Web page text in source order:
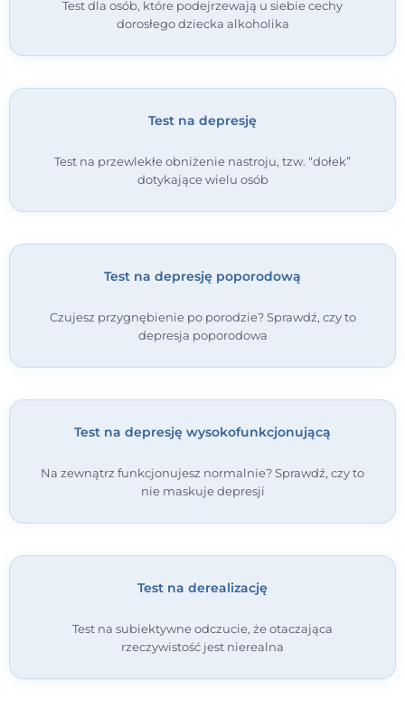
Test dla osób, które podejrzewają u siebie cechy
dorosłego dziecka alkoholika
Test na depresję
Test na przewlekłe obniżenie nastroju, tzw. “dołek”
dotykające wielu osób
Test na depresję poporodową
Czujesz przygnębienie po porodzie? Sprawdź, czy to
depresja poporodowa
Test na depresję wysokofunkcjonującą
Na zewnątrz funkcjonujesz normalnie? Sprawdź, czy to
nie maskuje depresji
Test na derealizację
Test na subiektywne odczucie, że otaczająca
rzeczywistość jest nierealna